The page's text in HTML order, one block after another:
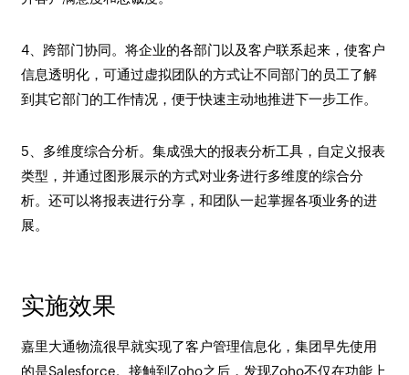
4、跨部门协同。将企业的各部门以及客户联系起来，使客户
信息透明化，可通过虚拟团队的方式让不同部门的员工了解
到其它部门的工作情况，便于快速主动地推进下一步工作。
5、多维度综合分析。集成强大的报表分析工具，自定义报表
类型，并通过图形展示的方式对业务进行多维度的综合分
析。还可以将报表进行分享，和团队一起掌握各项业务的进
展。
实施效果
嘉里大通物流很早就实现了客户管理信息化，集团早先使用
的是Salesforce。接触到Zoho之后，发现Zoho不仅在功能上